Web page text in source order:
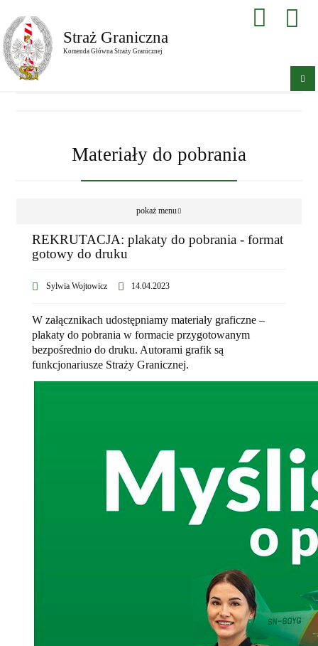
Straż Graniczna
Komenda Główna Straży Granicznej
Materiały do pobrania
pokaż menu
REKRUTACJA: plakaty do pobrania - format
gotowy do druku
Sylwia Wojtowicz 14.04.2023
W załącznikach udostępniamy materiały graficzne –
plakaty do pobrania w formacie przygotowanym
bezpośrednio do druku. Autorami grafik są
funkcjonariusze Straży Granicznej.